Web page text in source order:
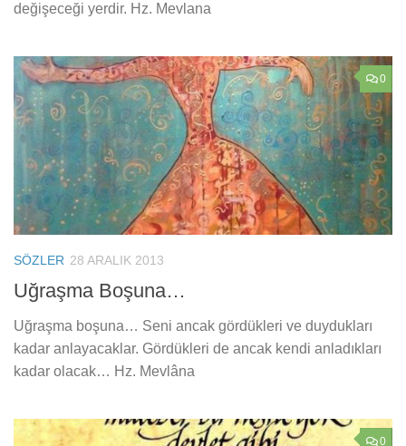
değişeceği yerdir. Hz. Mevlana
0
SÖZLER 28 ARALIK 2013
Uğraşma Boşuna…
Uğraşma boşuna… Seni ancak gördükleri ve duydukları
kadar anlayacaklar. Gördükleri de ancak kendi anladıkları
kadar olacak… Hz. Mevlâna
0